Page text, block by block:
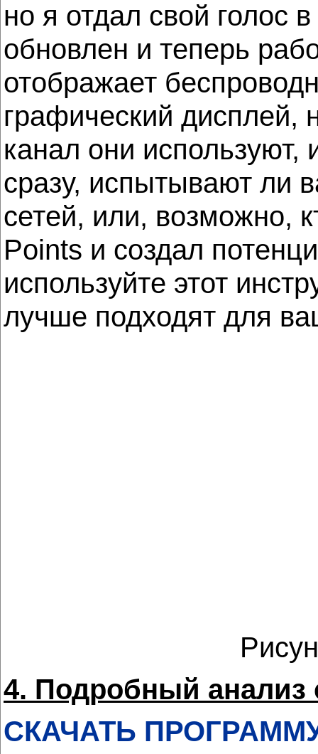
но я отдал свой голос
обновлен и теперь
отображает
графический дисплей,
канал они
сразу, испытывают ли
сетей, или, возможно,
Points и создал
используйте этот
лучше подходят для
4. Подробный анализ
СКАЧАТЬ